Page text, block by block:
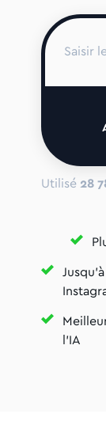
Utilisé 28
l'IA